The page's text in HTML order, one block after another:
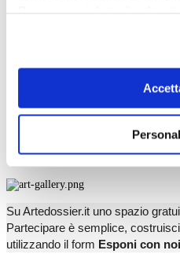
scelte privacy sui cookie, ti
dell’informativa cookie.
Chiudendo il banner tramite
navigazione senza alcuna
il tuo consenso alla
X
Su Artedossier.it uno spazio
Partecipare è semplice,
utilizzando il form Esponi con noi